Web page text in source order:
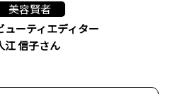
美容賢者
ューティエディター
江 信子さん